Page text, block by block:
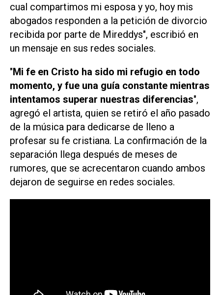
cual compartimos mi esposa y yo, hoy mis
abogados responden a la petición de divorcio
recibida por parte de Mireddys", escribió en
un mensaje en sus redes sociales.
"Mi fe en Cristo ha sido mi refugio en todo
momento, y fue una guía constante mientras
intentamos superar nuestras diferencias",
agregó el artista, quien se retiró el año pasado
de la música para dedicarse de lleno a
profesar su fe cristiana. La confirmación de la
separación llega después de meses de
rumores, que se acrecentaron cuando ambos
dejaron de seguirse en redes sociales.